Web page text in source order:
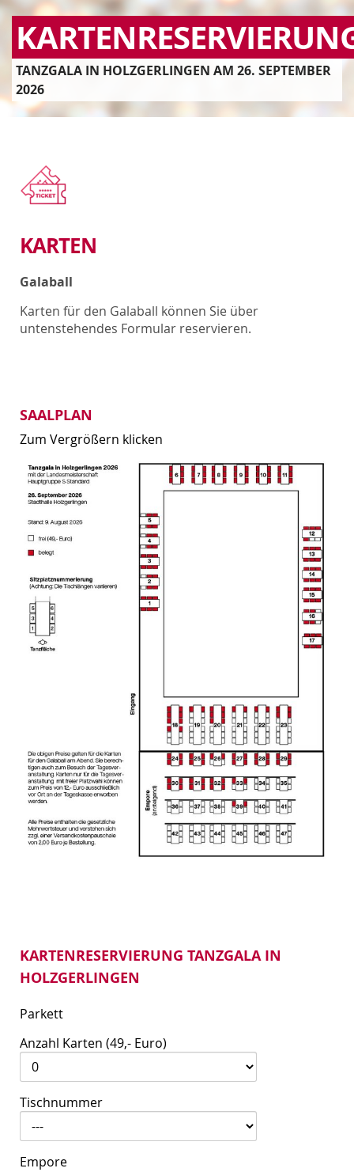
TANZGALA IN HOLZGERLINGEN AM 26. SEPTEMBER
2026
KARTEN
Galaball
Karten für den Galaball können Sie über
untenstehendes Formular reservieren.
SAALPLAN
Zum Vergrößern klicken
KARTENRESERVIERUNG TANZGALA IN
HOLZGERLINGEN
Parkett
Anzahl Karten (49,- Euro)
Tischnummer
Empore